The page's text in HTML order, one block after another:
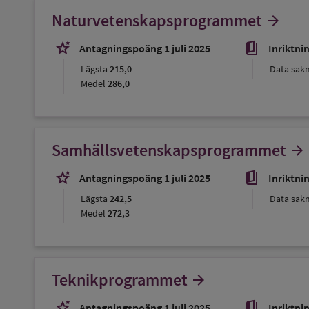
Naturvetenskapsprogrammet arrow_forward
stars_2
Antagningspoäng 1 juli 2025
Lägsta 215,0
Medel 286,0
book_5
Data
Samhällsvetenskapsprogrammet arrow_forward
stars_2
Antagningspoäng 1 juli 2025
Lägsta 242,5
Medel 272,3
book_5
Data
Teknikprogrammet arrow_forward